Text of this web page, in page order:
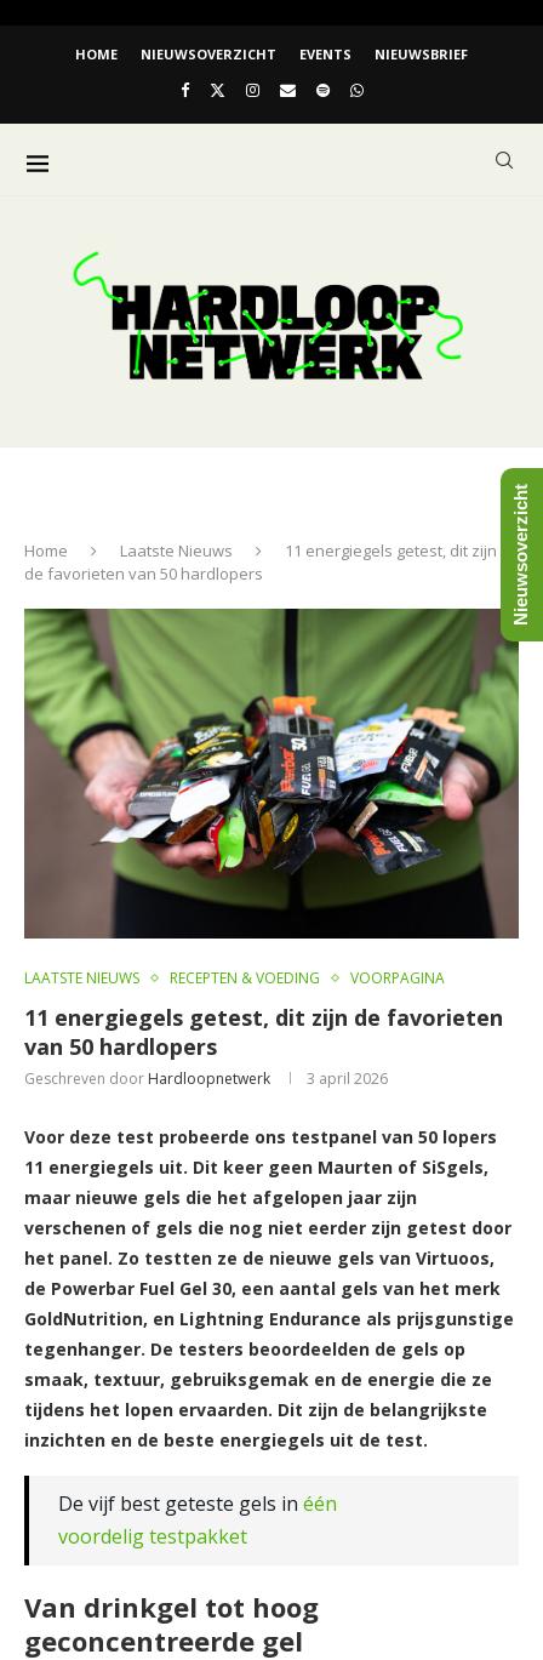
HOME NIEUWSOVERZICHT EVENTS NIEUWSBRIEF
Home Laatste Nieuws
11 energiegels getest, dit zijn
de favorieten van 50 hardlopers
LAATSTE NIEUWS RECEPTEN & VOEDING VOORPAGINA
11 energiegels getest, dit zijn de favorieten
van 50 hardlopers
Geschreven door Hardloopnetwerk 3 april 2026
Voor deze test probeerde ons testpanel van 50 lopers
11 energiegels uit. Dit keer geen Maurten of SiSgels,
maar nieuwe gels die het afgelopen jaar zijn
verschenen of gels die nog niet eerder zijn getest door
het panel. Zo testten ze de nieuwe gels van Virtuoos,
de Powerbar Fuel Gel 30, een aantal gels van het merk
GoldNutrition, en Lightning Endurance als prijsgunstige
tegenhanger. De testers beoordeelden de gels op
smaak, textuur, gebruiksgemak en de energie die ze
tijdens het lopen ervaarden. Dit zijn de belangrijkste
inzichten en de beste energiegels uit de test.
De vijf best geteste gels in één
voordelig testpakket
Van drinkgel tot hoog
geconcentreerde gel
Nieuwsoverzicht